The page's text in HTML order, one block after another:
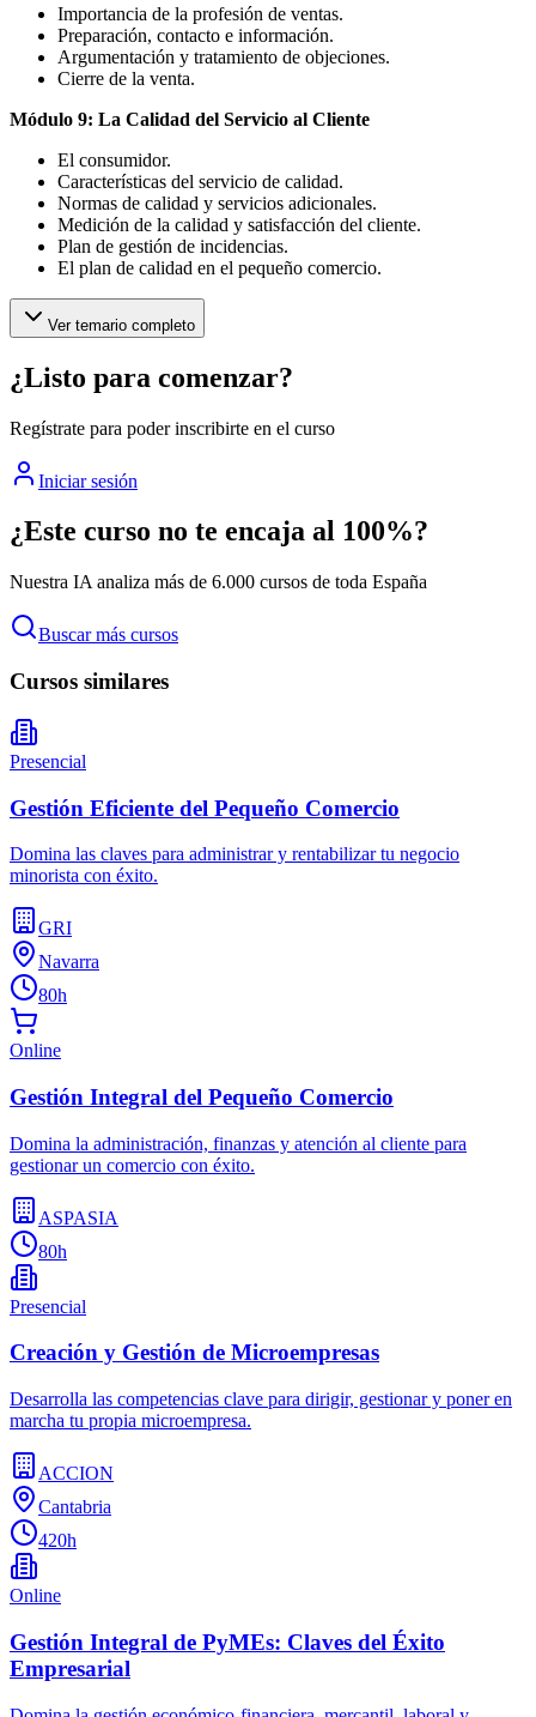
Importancia de la profesión de ventas.
Preparación, contacto e información.
Argumentación y tratamiento de objeciones.
Cierre de la venta.
Módulo 9: La Calidad del Servicio al Cliente
El consumidor.
Características del servicio de calidad.
Normas de calidad y servicios adicionales.
Medición de la calidad y satisfacción del cliente.
Plan de gestión de incidencias.
El plan de calidad en el pequeño comercio.
Ver temario completo
¿Listo para comenzar?
Regístrate para poder inscribirte en el curso
Iniciar sesión
¿Este curso no te encaja al 100%?
Nuestra IA analiza más de 6.000 cursos de toda España
Buscar más cursos
Cursos similares
Presencial
Gestión Eficiente del Pequeño Comercio
Domina las claves para administrar y rentabilizar tu negocio
minorista con éxito.
GRI
Navarra
80h
Online
Gestión Integral del Pequeño Comercio
Domina la administración, finanzas y atención al cliente para
gestionar un comercio con éxito.
ASPASIA
80h
Presencial
Creación y Gestión de Microempresas
Desarrolla las competencias clave para dirigir, gestionar y poner en
marcha tu propia microempresa.
ACCION
Cantabria
420h
Online
Gestión Integral de PyMEs: Claves del Éxito
Empresarial